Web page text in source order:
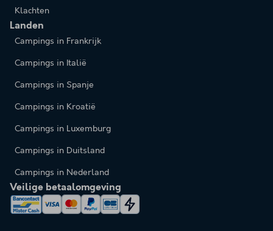
Klachten
Landen
Campings in Frankrijk
Campings in Italië
Campings in Spanje
Campings in Kroatië
Campings in Luxemburg
Campings in Duitsland
Campings in Nederland
Veilige betaalomgeving